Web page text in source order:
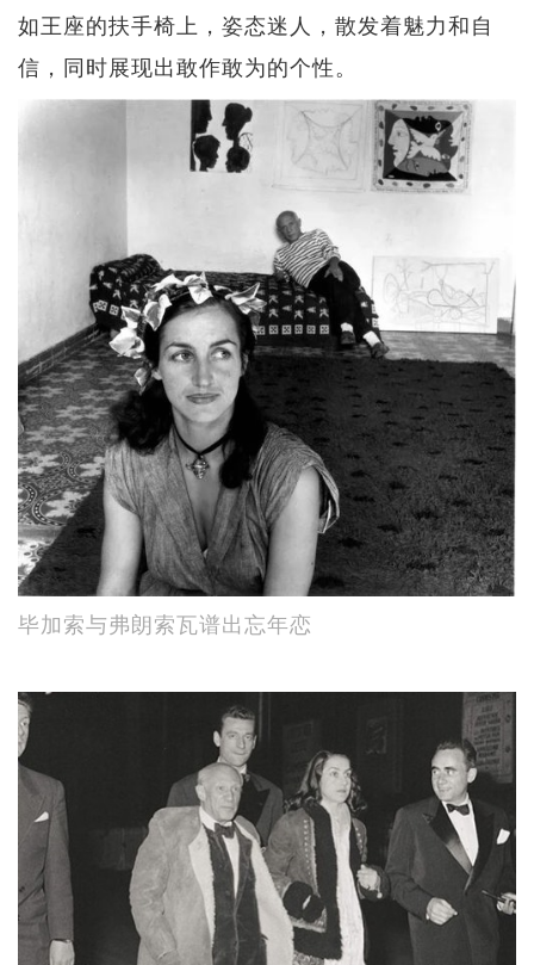
如王座的扶手椅上，姿态迷人，散发着魅力和自
信，同时展现出敢作敢为的个性。
毕加索与弗朗索瓦谱出忘年恋